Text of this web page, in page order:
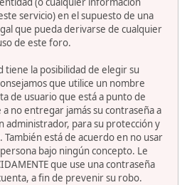
servicio) en el supuesto de una
que pueda derivarse de cualquier
de este foro.
la posibilidad de elegir su
que utilice un nombre
de usuario que está a punto de
no entregar jamás su contraseña a
administrador, para su protección y
está de acuerdo en no usar
bajo ningún concepto. Le
que use una contraseña
a fin de prevenir su robo.